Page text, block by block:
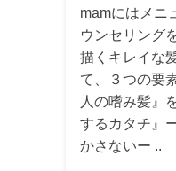
mamにはメニ
ウンセリング
描くキレイな
て、３つの要
人の嗜み髪』
するカタチ』
かさないー ..